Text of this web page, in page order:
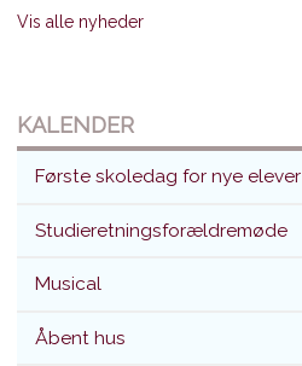
Vis alle nyheder
KALENDER
Første skoledag for nye elever
Studieretningsforældremøde
Musical
Åbent hus